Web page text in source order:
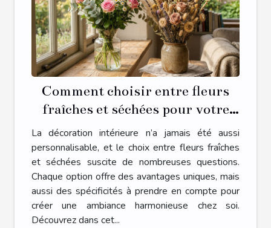
Comment choisir entre fleurs
fraîches et séchées pour votre
décoration intérieure ?
La décoration intérieure n’a jamais été aussi
personnalisable, et le choix entre fleurs fraîches
et séchées suscite de nombreuses questions.
Chaque option offre des avantages uniques, mais
aussi des spécificités à prendre en compte pour
créer une ambiance harmonieuse chez soi.
Découvrez dans cet...